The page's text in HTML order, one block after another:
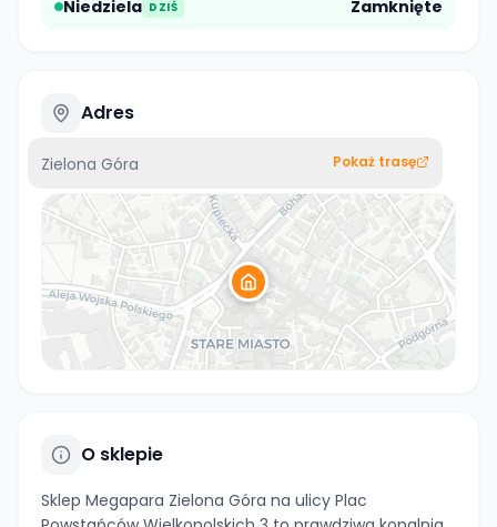
Niedziela DZIŚ Zamknięte
Adres
Zielona Góra Pokaż trasę
O sklepie
Sklep Megapara Zielona Góra na ulicy Plac